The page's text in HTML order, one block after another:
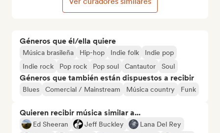
Géneros que él/ella quiere
Música brasileña Hip-hop Indie folk
Indie pop
Indie rock
Pop rock Pop soul Cantautor Soul
Géneros que también están dispuestos a recibir
Blues Comercial / Mainstream Música country Funk
Quieren recibir música similar a...
Ed Sheeran Jeff Buckley
Lana Del Rey